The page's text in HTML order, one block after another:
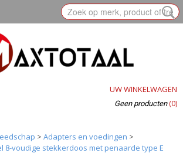
UW WINKELWAGEN
Geen producten (0)
> Adapters en voedingen >
8-voudige stekkerdoos met penaarde type E